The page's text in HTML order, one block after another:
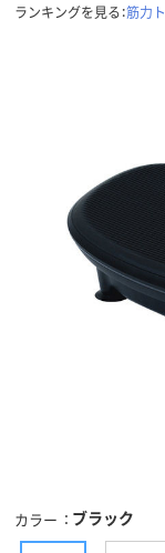
ランキングを見る：筋力
カラー ブラック